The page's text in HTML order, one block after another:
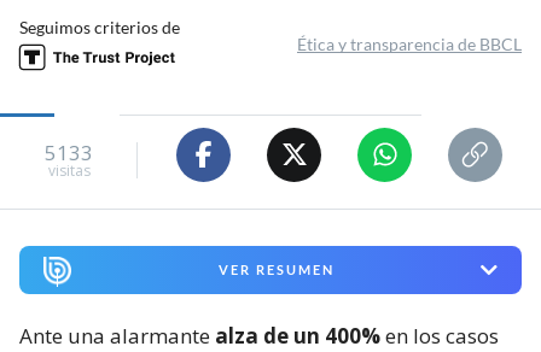
Seguimos criterios de
Ética y transparencia de BBCL
5133
visitas
VER RESUMEN
Ante una alarmante alza de un 400%en los casos